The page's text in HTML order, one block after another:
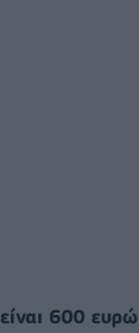
600 ευρώ